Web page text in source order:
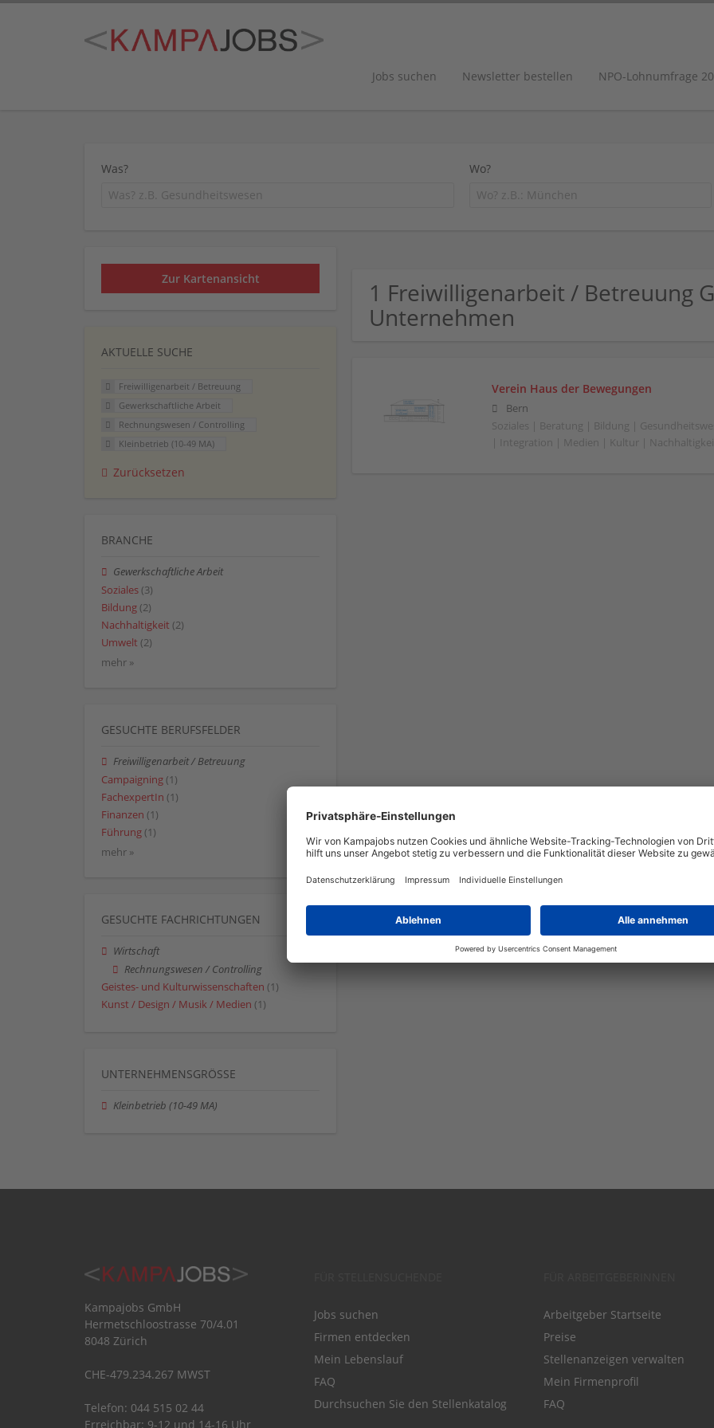
Jobs suchen Newsletter bestellen NPO-Lohnumfrage
Was? Wo?
1 Freiwilligenarbeit / Betreuung
Unternehmen
Verein Haus der Bewegungen
Bern
Soziales | Beratung | Bildung |
| Integration | Medien | Kultur |
Zur Kartenansicht
AKTUELLE SUCHE
Freiwilligenarbeit / Betreuung
Gewerkschaftliche Arbeit
Rechnungswesen / Controlling
Kleinbetrieb (10-49 MA)
Zurücksetzen
BRANCHE
Gewerkschaftliche Arbeit
Soziales (3)
Bildung (2)
Nachhaltigkeit (2)
Umwelt (2)
mehr »
GESUCHTE BERUFSFELDER
Freiwilligenarbeit / Betreuung
Campaigning (1)
FachexpertIn (1)
Finanzen (1)
Führung (1)
mehr »
GESUCHTE FACHRICHTUNGEN
Wirtschaft
Rechnungswesen / Controlling
Geistes- und Kulturwissenschaften (1)
Kunst / Design / Musik / Medien (1)
UNTERNEHMENSGRÖSSE
Kleinbetrieb (10-49 MA)
Kampajobs GmbH
Hermetschloostrasse 70/4.01
8048 Zürich
CHE-479.234.267 MWST
Telefon: 044 515 02 44
Erreichbar: 9-12 und 14-16 Uhr
Jobs suchen
Firmen entdecken
Mein Lebenslauf
FAQ
Durchsuchen Sie den Stellenkatalog
Arbeitgeber Startseite
Preise
Stellenanzeigen verwalten
Mein Firmenprofil
FAQ